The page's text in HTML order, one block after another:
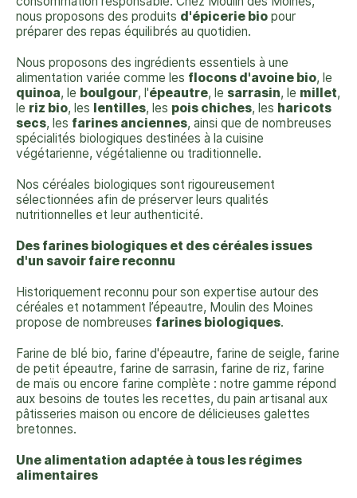
nous proposons des produits d'épicerie bio pour
préparer des repas équilibrés au quotidien.
Nous proposons des ingrédients essentiels à une
alimentation variée comme les flocons d'avoine bio, le
quinoa, le boulgour, l'épeautre, le sarrasin, le millet,
le riz bio, les lentilles, les pois chiches, les haricots
secs, les farines anciennes, ainsi que de nombreuses
spécialités biologiques destinées à la cuisine
végétarienne, végétalienne ou traditionnelle.
Nos céréales biologiques sont rigoureusement
sélectionnées afin de préserver leurs qualités
nutritionnelles et leur authenticité.
Des farines biologiques et des céréales issues
d'un savoir faire reconnu
Historiquement reconnu pour son expertise autour des
céréales et notamment l’épeautre, Moulin des Moines
propose de nombreuses farines biologiques.
Farine de blé bio, farine d'épeautre, farine de seigle, farine
de petit épeautre, farine de sarrasin, farine de riz, farine
de maïs ou encore farine complète : notre gamme répond
aux besoins de toutes les recettes, du pain artisanal aux
pâtisseries maison ou encore de délicieuses galettes
bretonnes.
Une alimentation adaptée à tous les régimes
alimentaires